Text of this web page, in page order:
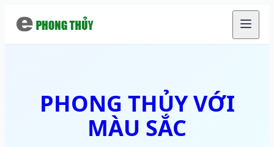
PHONG THỦY VỚI
MÀU SẮC